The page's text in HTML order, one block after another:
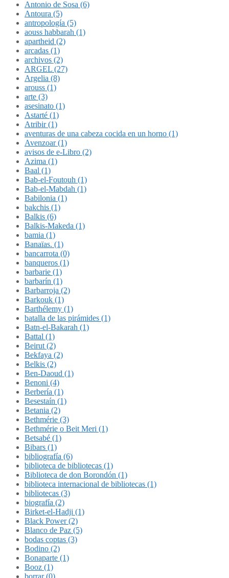
Antonio de Sosa (6)
Antoura (5)
antropología (5)
aouss habbarah (1)
apartheid (2)
arcadas (1)
archivos (2)
ARGEL (27)
Argelia (8)
arouss (1)
arte (3)
asesinato (1)
Astarté (1)
Atribir (1)
aventuras de una cabeza cocida en un horno (1)
Avenzoar (1)
avisos de e-Libro (2)
Azima (1)
Baal (1)
Bab-el-Foutouh (1)
Bab-el-Mabdah (1)
Babilonia (1)
bakchis (1)
Balkis (6)
Balkis-Makeda (1)
bamia (1)
Banaïas. (1)
bancarrota (0)
banqueros (1)
barbarie (1)
barbarín (1)
Barbarroja (2)
Barkouk (1)
Barthélemy (1)
batalla de las pirámides (1)
Batn-el-Bakarah (1)
Battal (1)
Beirut (2)
Bekfaya (2)
Belkis (2)
Ben-Daoud (1)
Benoni (4)
Berbería (1)
Besestaín (1)
Betania (2)
Bethmérie (3)
Bethmérie o Beit Meri (1)
Betsabé (1)
Bibars (1)
bibliografía (6)
biblioteca de bibliotecas (1)
Biblioteca de don Borondón (1)
biblioteca internacional de bibliotecas (1)
bibliotecas (3)
biografía (2)
Birket-el-Hadji (1)
Black Power (2)
Blanco de Paz (5)
bodas coptas (3)
Bodino (2)
Bonaparte (1)
Booz (1)
borrar (0)